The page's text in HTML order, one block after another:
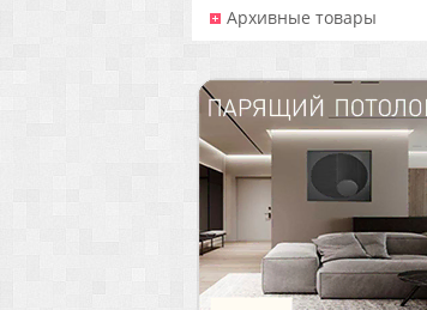
Архивные товары